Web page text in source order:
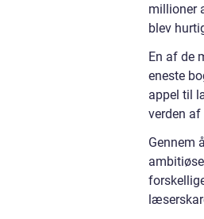
millioner
blev
En af de
eneste
appel til
verden
Gennem